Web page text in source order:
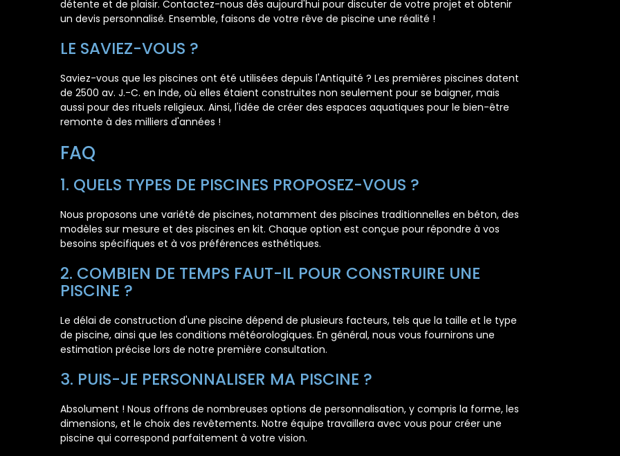
détente et de plaisir. Contactez-nous dès aujourd'hui pour discuter de votre projet et obtenir
un devis personnalisé. Ensemble, faisons de votre rêve de piscine une réalité !
LE SAVIEZ-VOUS ?
Saviez-vous que les piscines ont été utilisées depuis l'Antiquité ? Les premières piscines datent
de 2500 av. J.-C. en Inde, où elles étaient construites non seulement pour se baigner, mais
aussi pour des rituels religieux. Ainsi, l'idée de créer des espaces aquatiques pour le bien-être
remonte à des milliers d'années !
FAQ
1. QUELS TYPES DE PISCINES PROPOSEZ-VOUS ?
Nous proposons une variété de piscines, notamment des piscines traditionnelles en béton, des
modèles sur mesure et des piscines en kit. Chaque option est conçue pour répondre à vos
besoins spécifiques et à vos préférences esthétiques.
2. COMBIEN DE TEMPS FAUT-IL POUR CONSTRUIRE UNE
PISCINE ?
Le délai de construction d'une piscine dépend de plusieurs facteurs, tels que la taille et le type
de piscine, ainsi que les conditions météorologiques. En général, nous vous fournirons une
estimation précise lors de notre première consultation.
3. PUIS-JE PERSONNALISER MA PISCINE ?
Absolument ! Nous offrons de nombreuses options de personnalisation, y compris la forme, les
dimensions, et le choix des revêtements. Notre équipe travaillera avec vous pour créer une
piscine qui correspond parfaitement à votre vision.